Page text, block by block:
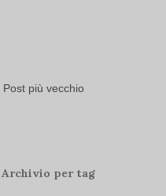
Post più vecchio
Archivio per tag